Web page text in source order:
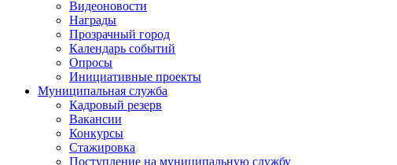
Видеоновости
Награды
Прозрачный город
Календарь событий
Опросы
Инициативные проекты
Муниципальная служба
Кадровый резерв
Вакансии
Конкурсы
Стажировка
Поступление на муниципальную службу